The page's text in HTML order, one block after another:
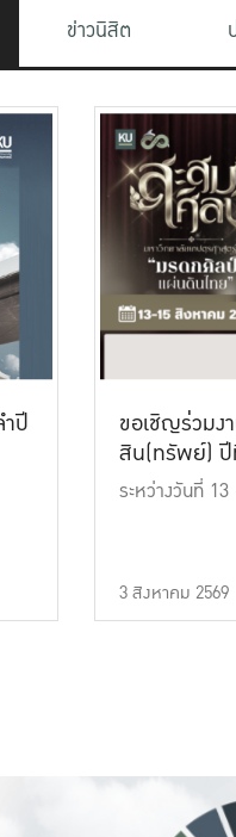
ข่าวนิสิต
ปี
ขอเชิญร่วมง
สิน(ทรัพย์)
ระหว่างวันที่
3 สิงหาคม 2569